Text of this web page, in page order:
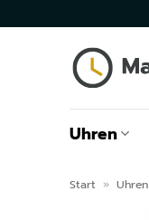
Uhren
Start » Uhren